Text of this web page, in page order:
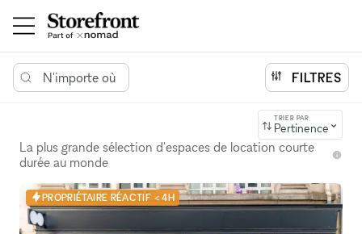
N'importe où FILTRES
TRIER PAR
Pertinence
La plus grande sélection d'espaces de location courte
durée au monde
PROPRIÉTAIRE RÉACTIF < 4H